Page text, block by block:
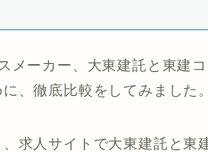
メーカー、大東建託と東建
、徹底比較をしてみました。
求人サイトで大東建託と東